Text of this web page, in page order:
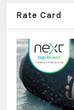
Rate Card